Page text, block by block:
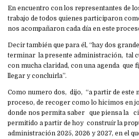
En encuentro con los representantes de
trabajo de todos quienes participaron
nos acompañaron cada día en este
Decir también que para él, “hay dos
terminar la presente administración, tal
con mucha claridad, con una agenda que
llegar y concluirla”.
Como numero dos, dijo, “a partir de este
proceso, de recoger como lo hicimos en
donde nos permita saber que piensa la
permitido a partir de hoy construír la
administración 2025, 2026 y 2027, en el